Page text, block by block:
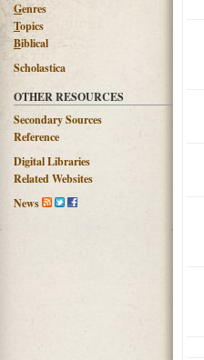
Genres
Topics
Biblical
Scholastica
OTHER RESOURCES
Secondary Sources
Reference
Digital Libraries
Related Websites
News